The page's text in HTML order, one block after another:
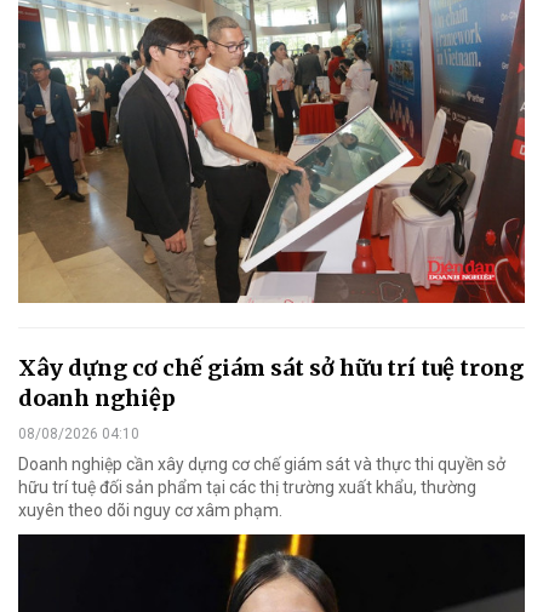
Xây dựng cơ chế giám sát sở hữu trí tuệ trong
doanh nghiệp
08/08/2026 04:10
Doanh nghiệp cần xây dựng cơ chế giám sát và thực thi quyền sở
hữu trí tuệ đối sản phẩm tại các thị trường xuất khẩu, thường
xuyên theo dõi nguy cơ xâm phạm.